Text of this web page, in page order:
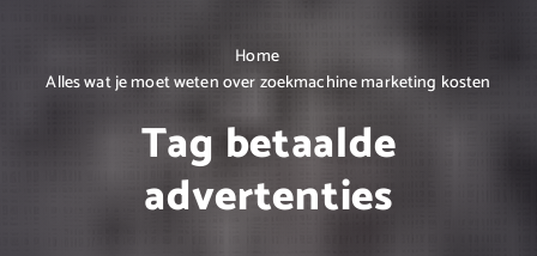
Home
Alles wat je moet weten over zoekmachine marketing kosten
Tag betaalde
advertenties